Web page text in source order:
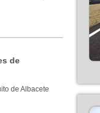
de
de Albacete